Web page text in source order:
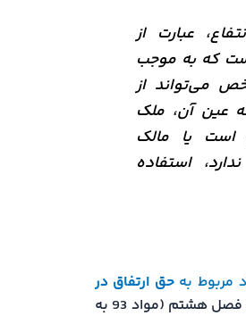
عبارت از
که به موجب
می‌تواند از
عین آن، ملک
است یا مالک
استفاده
مربوط بهحق ارتفاق در
در فصل هشتم (مواد 93 به